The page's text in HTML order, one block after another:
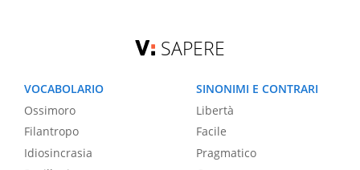
SAPERE
VOCABOLARIO
Ossimoro
Filantropo
Idiosincrasia
SINONIMI E CONTRARI
Libertà
Facile
Pragmatico